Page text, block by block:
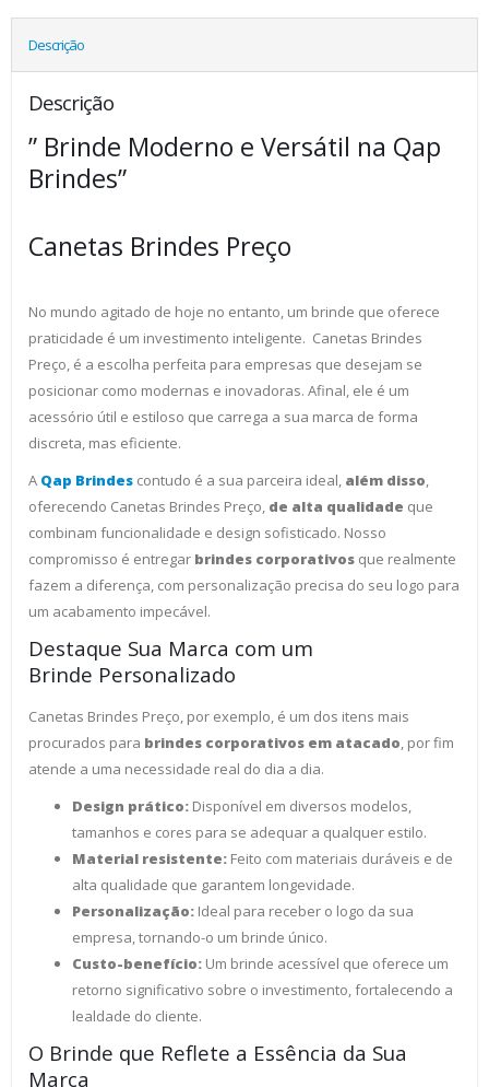
Descrição
Descrição
” Brinde Moderno e Versátil na Qap
Brindes”
Canetas Brindes Preço
No mundo agitado de hoje no entanto, um brinde que oferece
praticidade é um investimento inteligente. Canetas Brindes
Preço, é a escolha perfeita para empresas que desejam se
posicionar como modernas e inovadoras. Afinal, ele é um
acessório útil e estiloso que carrega a sua marca de forma
discreta, mas eficiente.
A Qap Brindes contudo é a sua parceira ideal, além disso,
oferecendo Canetas Brindes Preço, de alta qualidade que
combinam funcionalidade e design sofisticado. Nosso
compromisso é entregar brindes corporativos que realmente
fazem a diferença, com personalização precisa do seu logo para
um acabamento impecável.
Destaque Sua Marca com um
Brinde Personalizado
Canetas Brindes Preço, por exemplo, é um dos itens mais
procurados para brindes corporativos em atacado, por fim
atende a uma necessidade real do dia a dia.
Design prático: Disponível em diversos modelos,
tamanhos e cores para se adequar a qualquer estilo.
Material resistente: Feito com materiais duráveis e de
alta qualidade que garantem longevidade.
Personalização: Ideal para receber o logo da sua
empresa, tornando-o um brinde único.
Custo-benefício: Um brinde acessível que oferece um
retorno significativo sobre o investimento, fortalecendo a
lealdade do cliente.
O Brinde que Reflete a Essência da Sua
Marca